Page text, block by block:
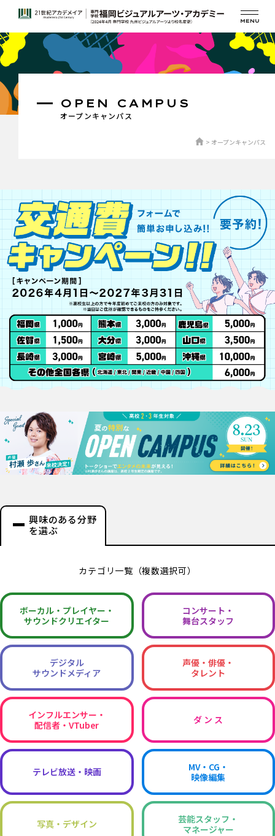
オープンキャンパス
OPEN CAMPUS
オープンキャンパス
興味のある分野
を選ぶ
カテゴリ一覧（複数選択可）
ボーカル・ プレイヤー・
サウンドクリエイター
コンサート・
舞台スタッフ
デジタル
サウンドメディア
声優・俳優・
タレント
インフルエンサー・
配信者・VTuber
ダ ン ス
テレビ放送・映画
MV・CG・
映像編集
写真・デザイン
芸能スタッフ・
マネージャー